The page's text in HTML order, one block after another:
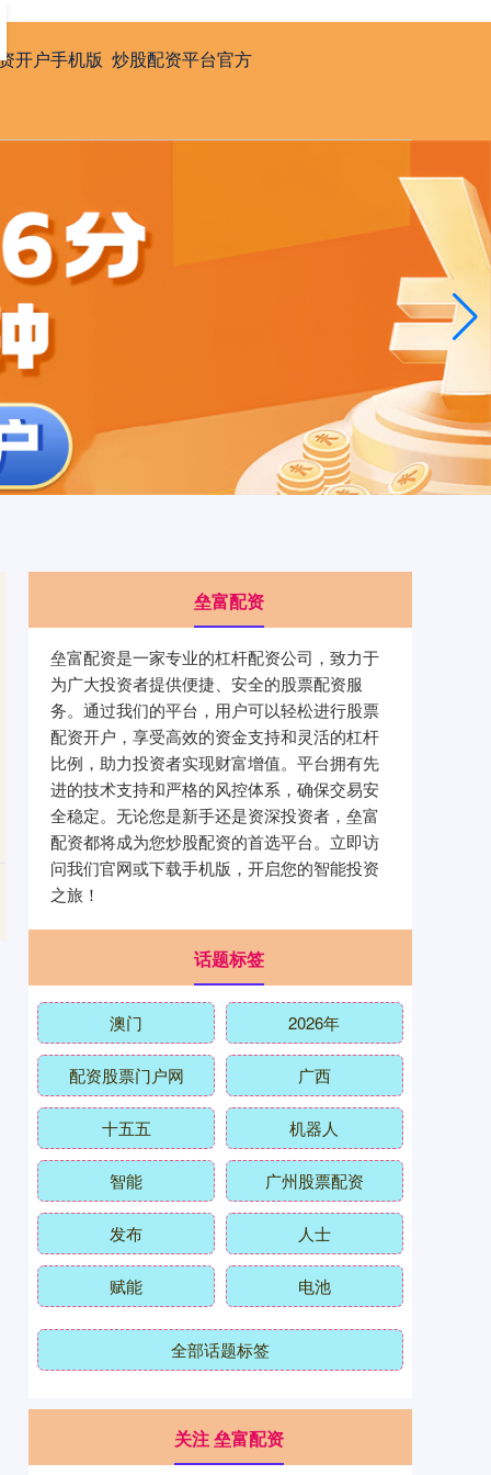
开户手机版 炒股配资平台官方
垒富配资
垒富配资是一家专业的杠杆配资公司，致力于
为广大投资者提供便捷、安全的股票配资服
务。通过我们的平台，用户可以轻松进行股票
配资开户，享受高效的资金支持和灵活的杠杆
比例，助力投资者实现财富增值。平台拥有先
进的技术支持和严格的风控体系，确保交易安
全稳定。无论您是新手还是资深投资者，垒富
配资都将成为您炒股配资的首选平台。立即访
问我们官网或下载手机版，开启您的智能投资
之旅！
话题标签
澳门 2026年
配资股票门户网 广西
十五五 机器人
智能 广州股票配资
发布 人士
赋能 电池
全部话题标签
关注 垒富配资